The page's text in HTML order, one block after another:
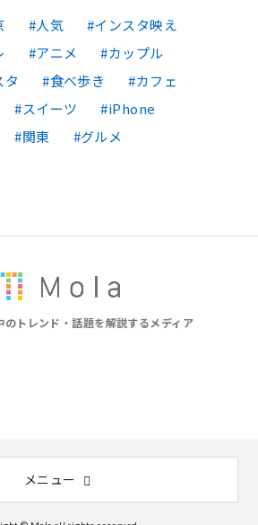
人気
インスタ映え
アニメ
カップル
タ 食べ歩き
カフェ
スイーツ
iPhone
関東 グルメ
のトレンド・話題を解説するメディア
メニュー